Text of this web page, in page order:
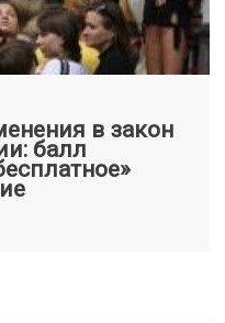
в закон
балл